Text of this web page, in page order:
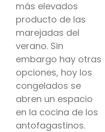
más elevados
producto de las
marejadas del
verano. Sin
embargo hay otras
opciones, hoy los
congelados se
abren un espacio
en la cocina de los
antofagastinos.